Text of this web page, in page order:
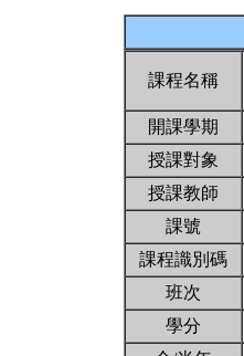
課程名稱
開課學期
授課對象
授課教師
課號
課程識別碼
班次
學分